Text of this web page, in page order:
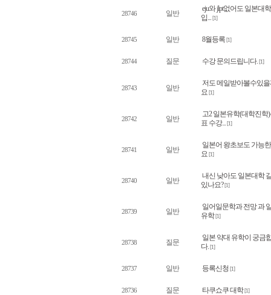
28746 일반
eju와 jlpt없어도 일본대학
입... [1]
28745 일반 8월등록 [1]
28744 질문 수강 문의드립니다. [1]
28743 일반
저도 메일받아볼수있
요 [1]
28742 일반
고2 일본유학(대학진학
표 수강... [1]
28741 일반
일본어 왕초보도 가능
요 [1]
28740 일반
내신 낮아도 일본대학
있나요? [1]
28739 일반
일어일문학과 전망 과
유학 [1]
28738 질문
일본 약대 유학이 궁금
다. [1]
28737 일반 등록신청 [1]
28736 질문 타쿠쇼쿠 대학 [1]